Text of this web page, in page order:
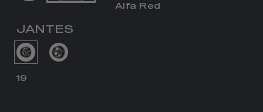
Alfa Red
JANTES
19